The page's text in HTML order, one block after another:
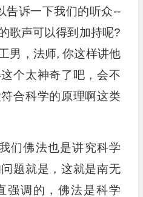
告诉一下我们的听众--
歌声可以得到加持呢?
男，法师, 你这样讲他
个太神奇了吧，会不
合科学的原理啊这类
们佛法也是讲究科学
题就是，这就是南无
强调的，佛法是科学